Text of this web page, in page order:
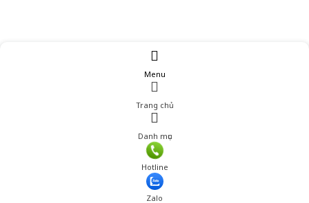
Menu
Trang chủ
Danh mục
Hotline
Zalo